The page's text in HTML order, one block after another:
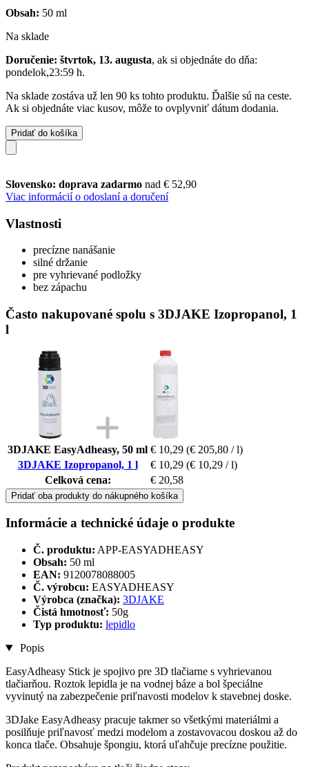
Obsah: 50 ml
Na sklade
Doručenie: štvrtok, 13. augusta, ak si objednáte do dňa:
pondelok,23:59 h.
Na sklade zostáva už len 90 ks tohto produktu. Ďalšie sú na ceste.
Ak si objednáte viac kusov, môže to ovplyvniť dátum dodania.
Pridať do košíka
Slovensko: doprava zadarmo nad € 52,90
Viac informácií o odoslaní a doručení
Vlastnosti
precízne nanášanie
silné držanie
pre vyhrievané podložky
bez zápachu
Často nakupované spolu s 3DJAKE Izopropanol, 1
l
3DJAKE EasyAdheasy, 50 ml € 10,29 (€ 205,80 / l)
3DJAKE Izopropanol, 1 l
€ 10,29 (€ 10,29 / l)
Celková cena:
€ 20,58
Pridať oba produkty do nákupného košíka
Informácie a technické údaje o produkte
Č. produktu: APP-EASYADHEASY
Obsah: 50 ml
EAN: 9120078088005
Č. výrobcu: EASYADHEASY
Výrobca (značka): 3DJAKE
Čistá hmotnosť: 50g
Typ produktu: lepidlo
Popis
EasyAdheasy Stick je spojivo pre 3D tlačiarne s vyhrievanou
tlačiarňou. Roztok lepidla je na vodnej báze a bol špeciálne
vyvinutý na zabezpečenie priľnavosti modelov k stavebnej doske.
3DJake EasyAdheasy pracuje takmer so všetkými materiálmi a
posilňuje priľnavosť medzi modelom a zostavovacou doskou až do
konca tlače. Obsahuje špongiu, ktorá uľahčuje precízne použitie.